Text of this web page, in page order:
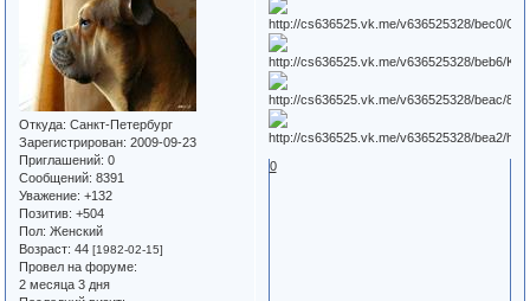
Откуда: Санкт-Петербург
Зарегистрирован: 2009-09-23
Приглашений: 0
Сообщений: 8391
Уважение: +132
Позитив: +504
Пол: Женский
Возраст: 44[1982-02-15]
Провел на форуме:
2 месяца 3 дня
0